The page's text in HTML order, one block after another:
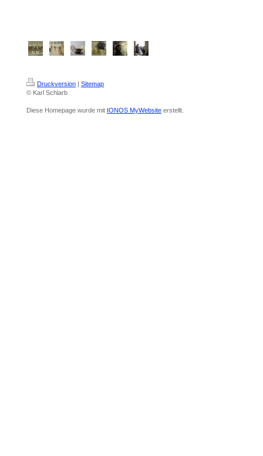
Druckversion | Sitemap
© Karl Schlarb
Diese Homepage wurde mit IONOS MyWebsite erstellt.